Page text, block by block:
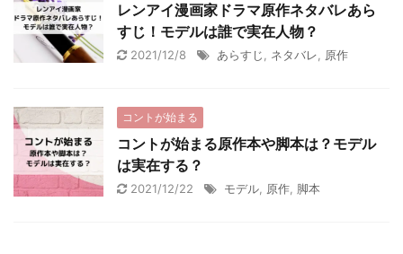
レンアイ漫画家ドラマ原作ネタバレあら
すじ！モデルは誰で実在人物？
2021/12/8 あらすじ ネタバレ 原作
コントが始まる
コントが始まる原作本や脚本は？モデル
は実在する？
2021/12/22 モデル 原作 脚本